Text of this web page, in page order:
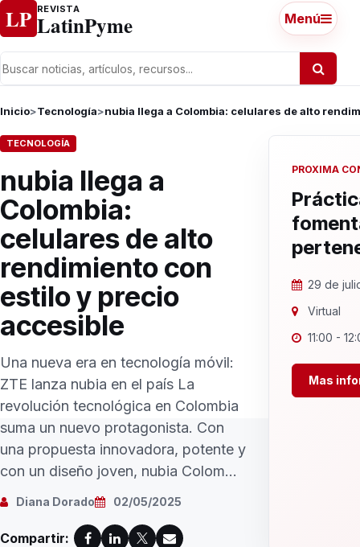
Ir al contenido
LP REVISTA
LatinPyme Menú
Inicio>Tecnología>nubia llega a Colombia: celulares de alto
TECNOLOGÍA
nubia llega a
Colombia:
celulares de alto
rendimiento con
estilo y precio
accesible
Una nueva era en tecnología móvil:
ZTE lanza nubia en el país La
revolución tecnológica en Colombia
suma un nuevo protagonista. Con
una propuesta innovadora, potente y
con un diseño joven, nubia Colom...
Diana Dorado 02/05/2025
Compartir:
PROXIMA
29 de
Virtual
11:00 -
Mas